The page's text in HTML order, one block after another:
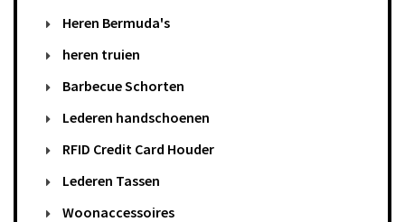
Heren Bermuda's
heren truien
Barbecue Schorten
Lederen handschoenen
RFID Credit Card Houder
Lederen Tassen
Woonaccessoires